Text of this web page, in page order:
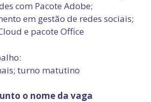
com Pacote Adobe;
em gestão de redes sociais;
e pacote Office
turno matutino
o nome da vaga